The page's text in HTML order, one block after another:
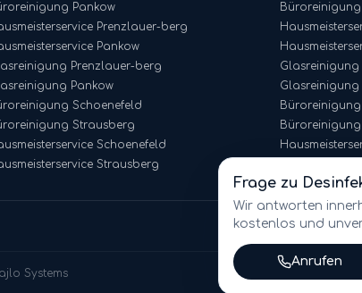
Pankow Büroreinigung
Prenzlauer-berg
Pankow
Prenzlauer-berg Glasreinigung
Pankow Glasreinigung
Schoenefeld Büroreinigung
Strausberg Büroreinigung
Schoenefeld
Strausberg
Tel. 030
Systems
Frage zu
Wir antworten
kostenlos und
Anrufen